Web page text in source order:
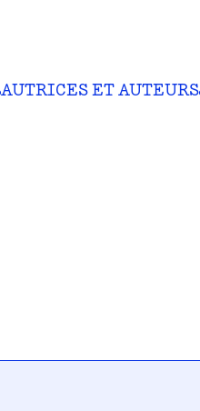
AUTRICES ET AUTEURS